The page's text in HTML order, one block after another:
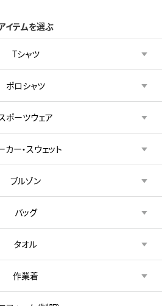
イテムを選ぶ
Tシャツ
ポロシャツ
ポーツウェア
カー・スウェット
ブルゾン
バッグ
タオル
作業着